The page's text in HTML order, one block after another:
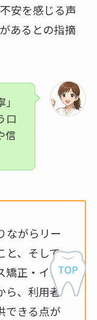
安を感じる声
あるとの指摘
口
信
ながらリー
と、そして
矯正・イン
ら、利用者
できる点が